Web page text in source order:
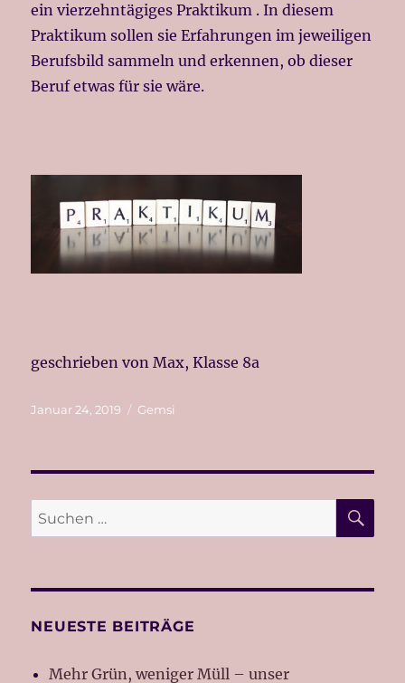
ein vierzehntägiges Praktikum . In diesem
Praktikum sollen sie Erfahrungen im jeweiligen
Berufsbild sammeln und erkennen, ob dieser
Beruf etwas für sie wäre.
geschrieben von Max, Klasse 8a
Veröffentlicht
Januar 24, 2019 Kategorien
Gemsi
Suche
nach:
NEUESTE BEITRÄGE
Mehr Grün, weniger Müll – unser